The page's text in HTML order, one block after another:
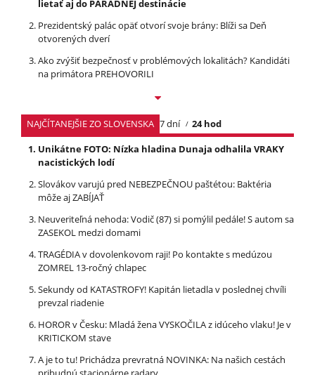
lietať aj do PARÁDNEJ destinácie
Prezidentský palác opäť otvorí svoje brány: Blíži sa Deň
otvorených dverí
Ako zvýšiť bezpečnosť v problémových lokalitách? Kandidáti
na primátora PREHOVORILI
NAJČÍTANEJŠIE ZO SLOVENSKA 7 dní
24 hod
Unikátne FOTO: Nízka hladina Dunaja odhalila VRAKY
nacistických lodí
Slovákov varujú pred NEBEZPEČNOU paštétou: Baktéria
môže aj ZABÍJAŤ
Neuveriteľná nehoda: Vodič (87) si pomýlil pedále! S autom sa
ZASEKOL medzi domami
TRAGÉDIA v dovolenkovom raji! Po kontakte s medúzou
ZOMREL 13-ročný chlapec
Sekundy od KATASTROFY! Kapitán lietadla v poslednej chvíli
prevzal riadenie
HOROR v Česku: Mladá žena VYSKOČILA z idúceho vlaku! Je v
KRITICKOM stave
A je to tu! Prichádza prevratná NOVINKA: Na našich cestách